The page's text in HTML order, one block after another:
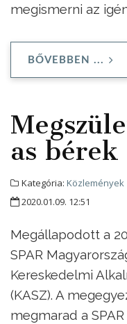
megismerni az
BŐVEBBEN ...
as bérek
Kategória: Közlemények
2020.01.09. 12:51
Megállapodott a
SPAR
Kereskedelmi
(KASZ). A
megmarad a